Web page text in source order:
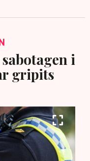
i
gripits